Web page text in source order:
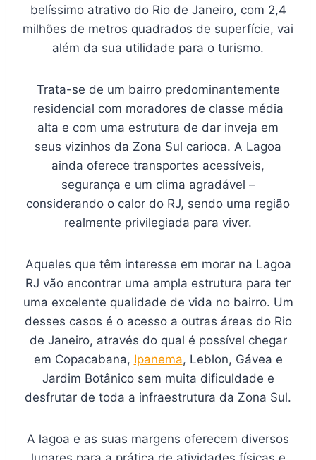
belíssimo atrativo do Rio de Janeiro, com 2,4
milhões de metros quadrados de superfície, vai
além da sua utilidade para o turismo.
Trata-se de um bairro predominantemente
residencial com moradores de classe média
alta e com uma estrutura de dar inveja em
seus vizinhos da Zona Sul carioca. A Lagoa
ainda oferece transportes acessíveis,
segurança e um clima agradável –
considerando o calor do RJ, sendo uma região
realmente privilegiada para viver.
Aqueles que têm interesse em morar na Lagoa
RJ vão encontrar uma ampla estrutura para ter
uma excelente qualidade de vida no bairro. Um
desses casos é o acesso a outras áreas do Rio
de Janeiro, através do qual é possível chegar
em Copacabana, Ipanema, Leblon, Gávea e
Jardim Botânico sem muita dificuldade e
desfrutar de toda a infraestrutura da Zona Sul.
A lagoa e as suas margens oferecem diversos